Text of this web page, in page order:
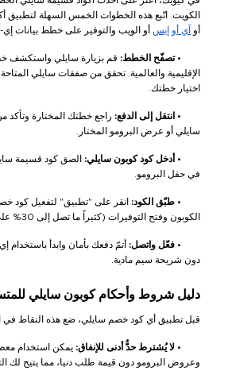
الكويت. اتّبع هذه الخطوات الخمس السهلة لتطبيق
أو آي أو إيس أو الويب والتوفير على خطط بيانات
•تصفّح الخطط: قم بزيارة سايلي واستكشف
الإقليمية والعالمية. تحقق من صفقات سايلي
اختيار خطتك.
• انتقل إلى الدفع: راجع خطتك المختارة وتأكد
سايلي أو عرض البرومو المختار.
• أدخل كود كوبون سايلي:
الصق كود قسيمة
في حقل البرومو.
• طبّق الكود: انقر على "تطبيق" لتفعيل كود
الكوبون وفتح التوفيرات (كثيراً ما تصل إلى 30% على الخطط المؤهّلة).
• فعّل واتصل: أتمّ دفعك بأمان وابدأ
دون شريحة سيم مادية.
دليل شروط وأحكام كوبون سايلي
قبل تطبيق أي كود خصم سايلي، ضع هذه النقاط في
• لا يُشترط حدٌّ أدنى للإنفاق: يمكن استخدام
وعروض البرومو دون قيمة طلب دنيا، مما يتيح لك